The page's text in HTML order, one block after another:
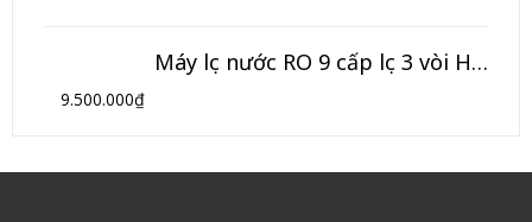
Máy lọc nước RO 9 cấp lọc 3 vòi HIKOOL (Model HK-09NK3)
9.500.000₫